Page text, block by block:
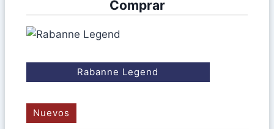
Comprar
Rabanne Legend
Nuevos